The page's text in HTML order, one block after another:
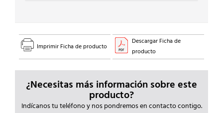
Imprimir Ficha de producto
Descargar Ficha de
producto
¿Necesitas más información sobre este
producto?
Indícanos tu teléfono y nos pondremos en contacto contigo.